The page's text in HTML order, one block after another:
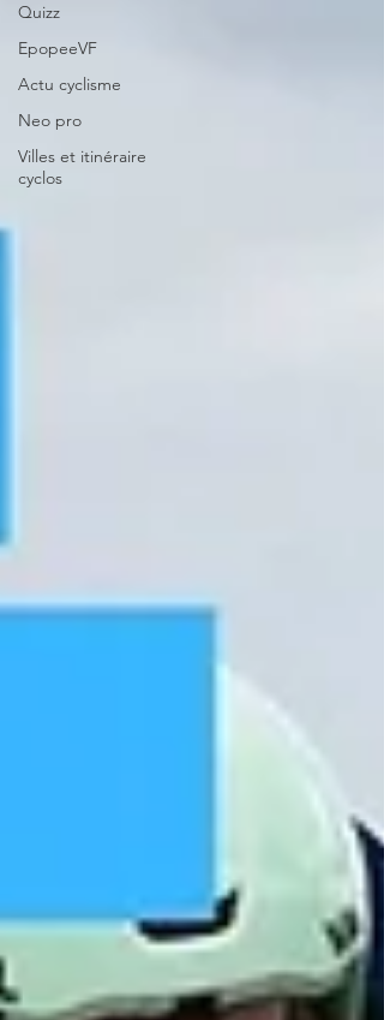
Quizz
EpopeeVF
Actu cyclisme
Neo pro
Villes et itinéraire
cyclos